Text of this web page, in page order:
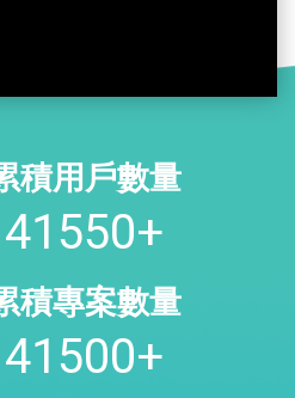
積用戶數量
47800+
積專案數量
47750+